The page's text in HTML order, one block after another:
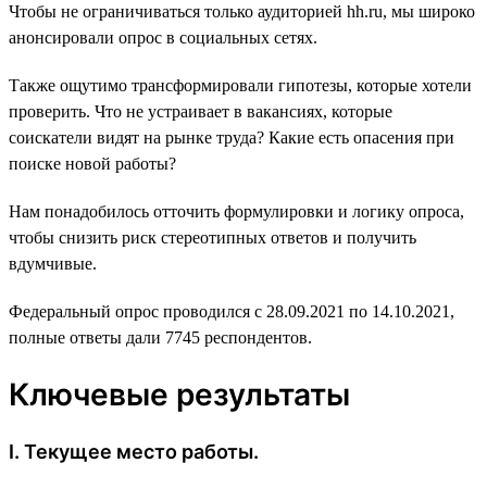
Чтобы не ограничиваться только аудиторией hh.ru, мы широко
анонсировали опрос в социальных сетях.
Также ощутимо трансформировали гипотезы, которые хотели
проверить. Что не устраивает в вакансиях, которые
соискатели видят на рынке труда? Какие есть опасения при
поиске новой работы?
Нам понадобилось отточить формулировки и логику опроса,
чтобы снизить риск стереотипных ответов и получить
вдумчивые.
Федеральный опрос проводился с 28.09.2021 по 14.10.2021,
полные ответы дали 7745 респондентов.
Ключевые результаты
I. Текущее место работы.